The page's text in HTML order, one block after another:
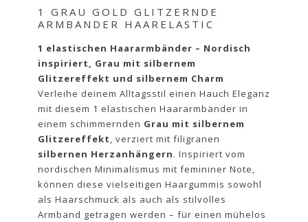
1 GRAU GOLD GLITZERNDE
ARMBANDER HAARELASTIC
1 elastischen Haararmbänder – Nordisch
inspiriert, Grau mit silbernem
Glitzereffekt und silbernem Charm
Verleihe deinem Alltagsstil einen Hauch Eleganz
mit diesem 1 elastischen Haararmbänder in
einem schimmernden Grau mit silbernem
Glitzereffekt, verziert mit filigranen
silbernen Herzanhängern. Inspiriert vom
nordischen Minimalismus mit femininer Note,
können diese vielseitigen Haargummis sowohl
als Haarschmuck als auch als stilvolles
Armband getragen werden – für einen mühelos